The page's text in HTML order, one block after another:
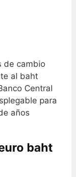
de cambio
al baht
Central
para
años
baht